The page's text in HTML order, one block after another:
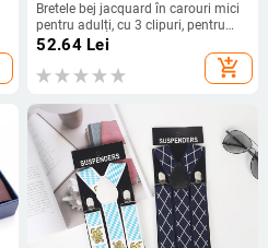
Bretele bej jacquard în carouri mici
pentru adulți, cu 3 clipuri, pentru
bărbați, elastice, curea pentru
cămașă, curea de umăr de 3,5 cm
52.64Lei
add_shopping_cart